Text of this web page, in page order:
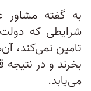
به گفته مشاور
شرایطی که دولت
تامین نمی‌کند،
می‌یابد.